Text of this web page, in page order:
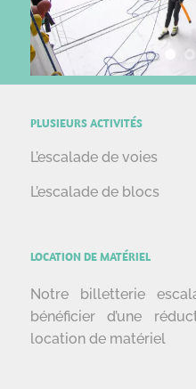
PLUSIEURS ACTIVITÉS
L’escalade de voies
L’escalade de blocs
LOCATION DE MATÉRIEL
Notre billetterie
bénéficier d’une
location de matériel